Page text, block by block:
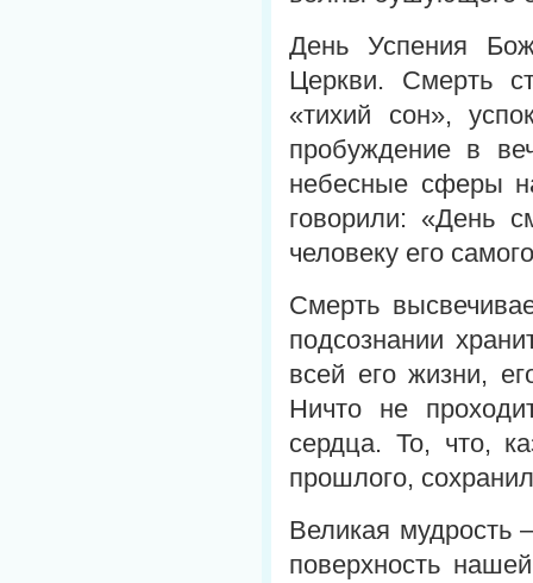
День Успения
Церкви. Смерть
«тихий сон»,
пробуждение в
небесные сферы
говорили: «День
человеку его
Смерть
подсознании
всей его жизни,
Ничто не
сердца. То, что,
прошлого,
Великая мудрость
поверхность